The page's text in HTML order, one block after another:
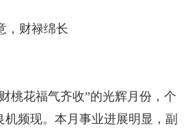
财禄绵长
桃花福气齐收”的光辉月份，个
机频现。本月事业进展明显，副